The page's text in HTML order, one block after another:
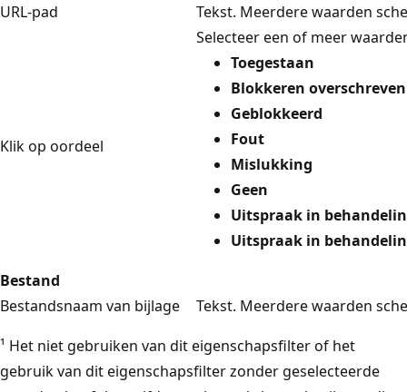
URL-pad
Tekst. Meerdere waarden
Klik op oordeel
Selecteer een of meer
Toegestaan
Blokkeren overschreven
Geblokkeerd
Fout
Mislukking
Geen
Uitspraak in
Uitspraak in
Bestand
Bestandsnaam van bijlage
Tekst. Meerdere waarden
¹ Het niet gebruiken van dit eigenschapsfilter of het
gebruik van dit eigenschapsfilter zonder geselecteerde